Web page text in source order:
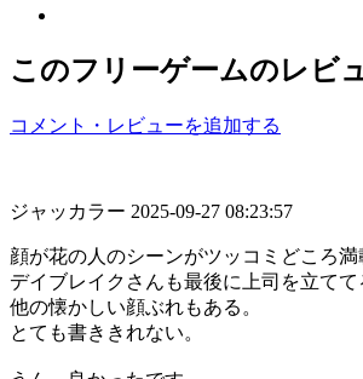
このフリーゲームのレビ
コメント・レビューを追加する
ジャッカラー 2025-09-27 08:23:57
顔が花の人のシーンがツッコミどころ満
デイブレイクさんも最後に上司を立てて
他の懐かしい顔ぶれもある。
とても書ききれない。